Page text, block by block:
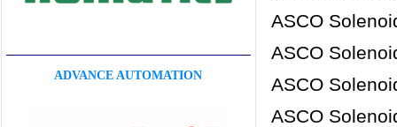
ADVANCE AUTOMATION
ASCO
ASCO
ASCO
ASCO